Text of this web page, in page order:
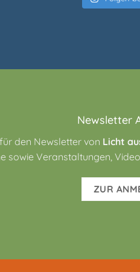
Newsletter
den Newsletter von Licht
sowie Veranstaltungen,
ZUR